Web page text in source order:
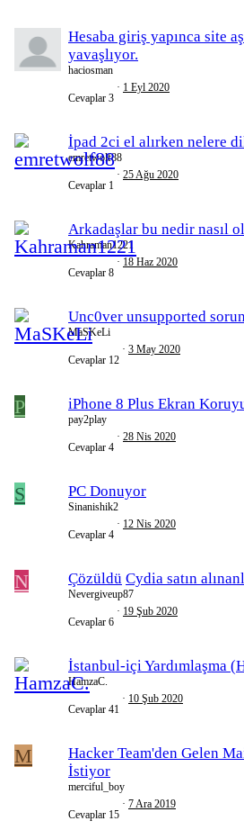
Hesaba giriş yapınca site
yavaşlıyor.
haciosman
Cevaplar 3
1 Eyl 2020
İpad 2ci el alırken nelere
emretwolf88
Cevaplar 1
25 Ağu 2020
Arkadaşlar bu nedir nasıl
Kahraman1221
Cevaplar 8
18 Haz 2020
Unc0ver unsupported
MaSKeLi
Cevaplar 12
3 May 2020
P iPhone 8 Plus Ekran
pay2play
Cevaplar 4
28 Nis 2020
S PC Donuyor
Sinanishik2
Cevaplar 4
12 Nis 2020
N Çözüldü Cydia satın
Nevergiveup87
Cevaplar 6
19 Şub 2020
İstanbul-içi Yardımlaşma
HamzaC.
Cevaplar 41
10 Şub 2020
M
Hacker Team'den Gelen
İstiyor
merciful_boy
Cevaplar 15
7 Ara 2019